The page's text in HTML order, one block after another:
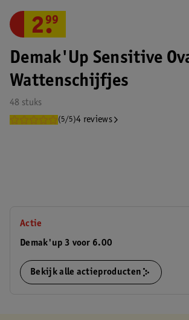
Demak'Up Sensitive
Wattenschijfjes
48 stuks
(5/5)4 reviews
2.
99
Actie
Demak'up 3 voor 6.00
Bekijk alle actieproducten